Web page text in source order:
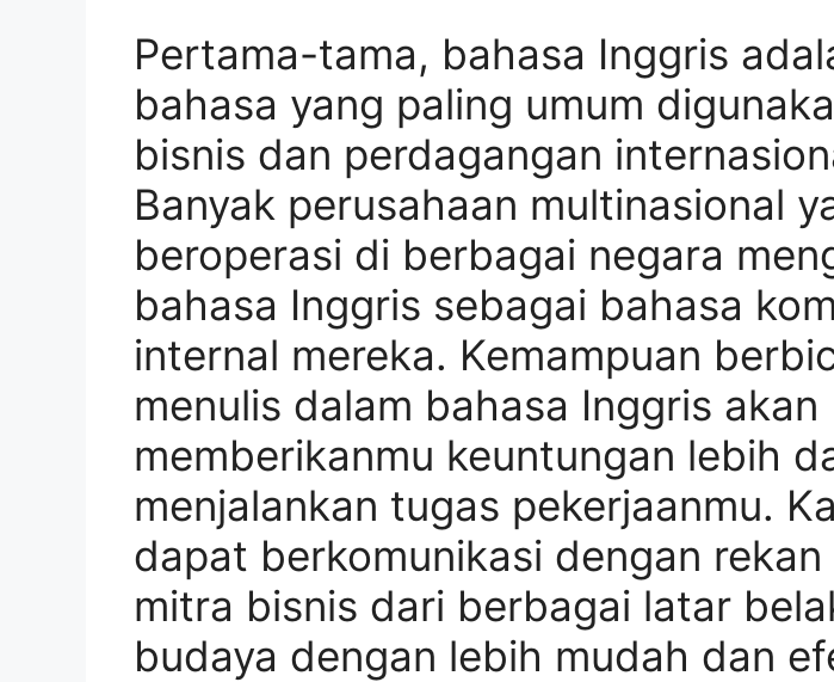
Pertama-tama, bahasa Inggris
bahasa yang paling umum
bisnis dan perdagangan
Banyak perusahaan multinasional
beroperasi di berbagai negara
bahasa Inggris sebagai bahasa
internal mereka. Kemampuan
menulis dalam bahasa Inggris akan
memberikanmu keuntungan lebih
menjalankan tugas pekerjaanmu.
dapat berkomunikasi dengan rekan
mitra bisnis dari berbagai latar
budaya dengan lebih mudah dan